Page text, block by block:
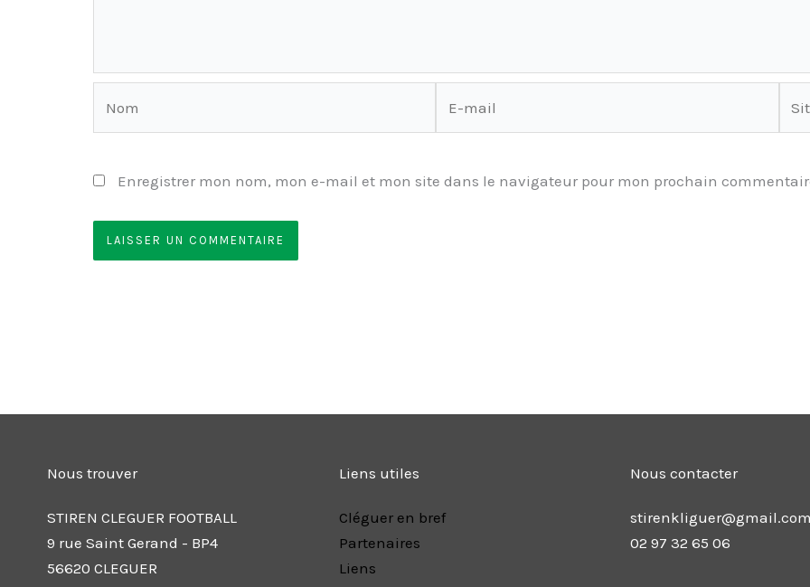
Enregistrer mon nom, mon e-mail et mon site dans le navigateur pour mon prochain
Nous trouver
STIREN CLEGUER FOOTBALL
9 rue Saint Gerand - BP4
56620 CLEGUER
Liens utiles
Cléguer en bref
Partenaires
Liens
Nous contacter
02 97 32 65 06